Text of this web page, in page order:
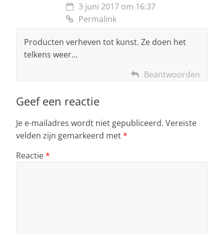
3 juni 2017 om 16:37
Permalink
Producten verheven tot kunst. Ze doen het
telkens weer…
Beantwoorden
Geef een reactie
Je e-mailadres wordt niet gepubliceerd. Vereiste
velden zijn gemarkeerd met*
Reactie*